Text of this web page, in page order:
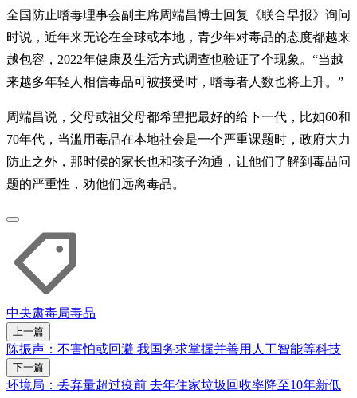
全国防止嗜毒理事会副主席周端昌博士回复《联合早报》询问
时说，近年来无论在全球或本地，青少年对毒品的态度都越来
越包容，2022年健康及生活方式调查也验证了个现象。“当越
来越多年轻人相信毒品可被接受时，嗜毒者人数也将上升。”
周端昌说，父母或祖父母都希望把最好的给下一代，比如60和
70年代，当滥用毒品在本地社会是一个严重课题时，政府大力
防止之外，那时候的家长也和孩子沟通，让他们了解到毒品问
题的严重性，劝他们远离毒品。
中央肃毒局毒品
上一篇
陈振声：不害怕或回避 我国务求掌握并善用人工智能等科技
下一篇
环境局：丢弃量超过疫前 去年住家垃圾回收率降至10年新低